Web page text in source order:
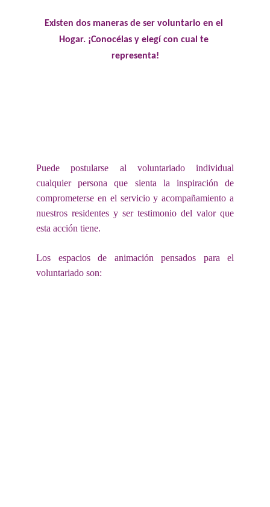
Existen dos maneras de ser voluntario en el
Hogar. ¡Conocélas y elegí con cual te
representa!
Puede postularse al voluntariado individual
cualquier persona que sienta la inspiración de
comprometerse en el servicio y acompañamiento a
nuestros residentes y ser testimonio del valor que
esta acción tiene.
Los espacios de animación pensados para el
voluntariado son: